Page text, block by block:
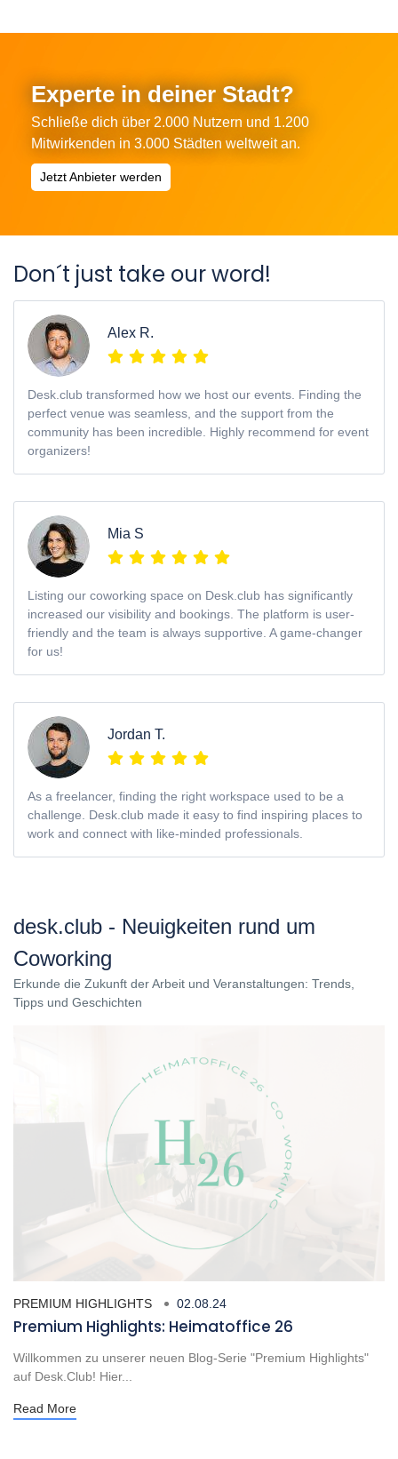
Experte in deiner Stadt?
Schließe dich über 2.000 Nutzern und 1.200
Mitwirkenden in 3.000 Städten weltweit an.
Jetzt Anbieter werden
Don´t just take our word!
Alex R.
Desk.club transformed how we host our events. Finding the
perfect venue was seamless, and the support from the
community has been incredible. Highly recommend for event
organizers!
Mia S
Listing our coworking space on Desk.club has significantly
increased our visibility and bookings. The platform is user-
friendly and the team is always supportive. A game-changer
for us!
Jordan T.
As a freelancer, finding the right workspace used to be a
challenge. Desk.club made it easy to find inspiring places to
work and connect with like-minded professionals.
desk.club - Neuigkeiten rund um
Coworking
Erkunde die Zukunft der Arbeit und Veranstaltungen: Trends,
Tipps und Geschichten
PREMIUM HIGHLIGHTS 02.08.24
Premium Highlights: Heimatoffice 26
Willkommen zu unserer neuen Blog-Serie "Premium Highlights"
auf Desk.Club! Hier...
Read More